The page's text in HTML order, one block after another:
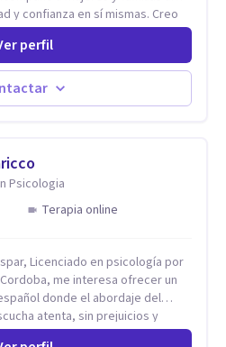
y confianza en sí mismas. Creo
hecha de etapas, y que cada
espiritual y familiar— trae
Por eso utilizo una
enfoque humanista,
de bienestar mental y
a ordenar tu mundo interior, sanar
autoestima, transformar la
quienes amas, y enseñarte
navegar la vida familiar con amor,
para crear procesos
cálidos y profundamente
claridad, paz y propósito
perfil
Psicologia
Terapia online
Licenciado en psicología por
me interesa ofrecer un
donde el abordaje del
atenta, sin prejuicios y
caso, sin caer en etiquetas.